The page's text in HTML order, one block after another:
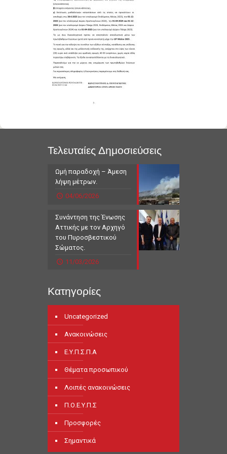
Τελευταίες Δημοσιεύσεις
Ωμή παραδοχή – Άμεση
λήψη μέτρων.
04/06/2026
Συνάντηση της Ένωσης
Αττικής με τον Αρχηγό
του Πυροσβεστικού
Σώματος.
11/03/2026
Κατηγορίες
Uncategorized
Ανακοινώσεις
Ε.Υ.Π.Σ.Π.Α
Θέματα προσωπικού
Λοιπές ανακοινώσεις
Π.Ο.Ε.Υ.Π.Σ
Προσφορές
Σημαντικά